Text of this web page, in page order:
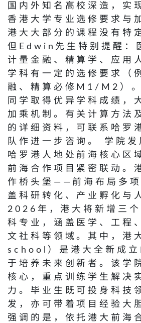
国内外知名高校深造，实
香港大学专业选修要求与
港大大部分的课程没有特
但Edwin先生特别提醒：
计量金融、精算学、应用
学科有一定的选修要求（
融、精算必修M1/M2）
同学取得优异学科成绩，
加乘机制。有关计算方法
的详细资料，可联系哈罗
队作进一步咨询。 学院发
哈罗港人地处前海核心区
前海合作项目紧密联动。
作桥头堡——前海布局多项
盖科研转化、产业孵化与
2026年，港大将新增三
科专业，涵盖医学、工程
文社科等领域。其中，港
school）是港大全新成立
于培养未来创新者。该学
核心，重点训练学生解决
力。毕业生既可投身科技
发，亦可带着项目经验大
强调的是，依托港大前海